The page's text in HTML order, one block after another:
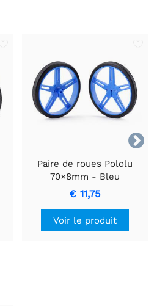

Paire de roues Pololu
70×8mm - Bleu
€ 11,75
Voir le produit